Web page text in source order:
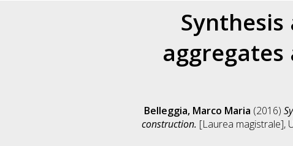
Belleggia, Marco Maria (2016)
construction. [Laurea magistrale],